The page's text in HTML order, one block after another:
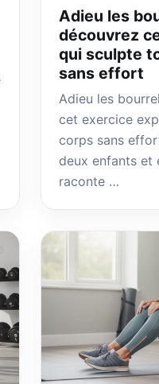
Adieu les
découvrez
qui sculpte
sans effort
Adieu les
cet exercice
corps sans
deux enfants et
raconte …